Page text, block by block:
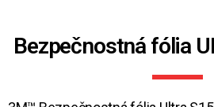
Bezpečnostná fólia